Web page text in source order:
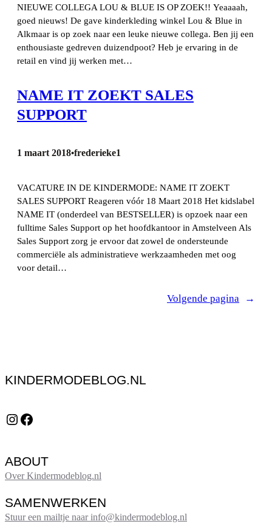
NIEUWE COLLEGA LOU & BLUE IS OP ZOEK!! Yeaaaah,
goed nieuws! De gave kinderkleding winkel Lou & Blue in
Alkmaar is op zoek naar een leuke nieuwe collega. Ben jij een
enthousiaste gedreven duizendpoot? Heb je ervaring in de
retail en vind jij werken met…
NAME IT ZOEKT SALES
SUPPORT
1 maart 2018•frederieke1
VACATURE IN DE KINDERMODE: NAME IT ZOEKT
SALES SUPPORT Reageren vóór 18 Maart 2018 Het kidslabel
NAME IT (onderdeel van BESTSELLER) is opzoek naar een
fulltime Sales Support op het hoofdkantoor in Amstelveen Als
Sales Support zorg je ervoor dat zowel de ondersteunde
commerciële als administratieve werkzaamheden met oog
voor detail…
Volgende pagina →
KINDERMODEBLOG.NL
Instagram Facebook
ABOUT
Over Kindermodeblog.nl
SAMENWERKEN
Stuur een mailtje naar info@kindermodeblog.nl